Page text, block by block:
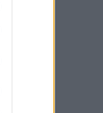
η ενσωμάτωση του
Παρουσιάστηκε το
τις αγροτικές
- 12:57
με βαρύτατες
υπέρογκα πρόστιμα